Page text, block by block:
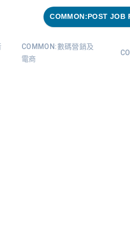
COMMON:POST JOB
COMMON:數碼營銷及
電商